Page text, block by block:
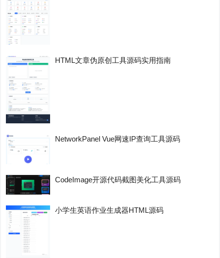
HTML文章伪原创工具源码实用指南
NetworkPanel Vue网速IP查询工具源码
CodeImage开源代码截图美化工具源码
小学生英语作业生成器HTML源码